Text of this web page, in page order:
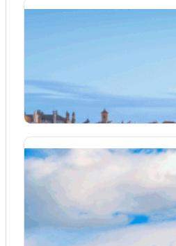
Partir apprendre l'espagnol à
Séjour linguistique
Partir apprendre le coréen en